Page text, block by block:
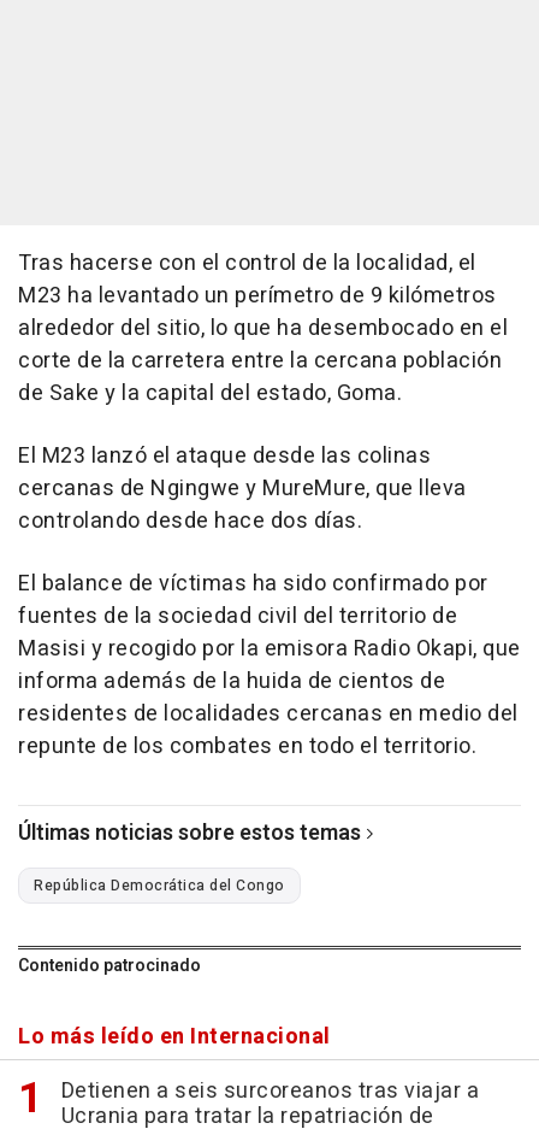
Tras hacerse con el control de la localidad, el
M23 ha levantado un perímetro de 9 kilómetros
alrededor del sitio, lo que ha desembocado en el
corte de la carretera entre la cercana población
de Sake y la capital del estado, Goma.
El M23 lanzó el ataque desde las colinas
cercanas de Ngingwe y MureMure, que lleva
controlando desde hace dos días.
El balance de víctimas ha sido confirmado por
fuentes de la sociedad civil del territorio de
Masisi y recogido por la emisora Radio Okapi, que
informa además de la huida de cientos de
residentes de localidades cercanas en medio del
repunte de los combates en todo el territorio.
Últimas noticias sobre estos temas
República Democrática del Congo
Contenido patrocinado
Lo más leído en Internacional
Detienen a seis surcoreanos tras viajar a
Ucrania para tratar la repatriación de